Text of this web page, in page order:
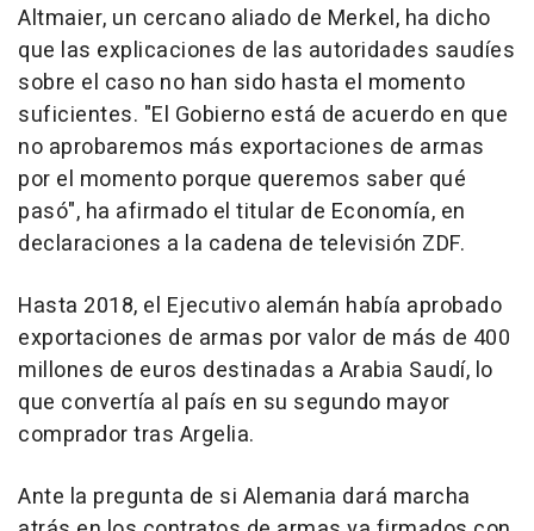
Altmaier, un cercano aliado de Merkel, ha dicho
que las explicaciones de las autoridades saudíes
sobre el caso no han sido hasta el momento
suficientes. "El Gobierno está de acuerdo en que
no aprobaremos más exportaciones de armas
por el momento porque queremos saber qué
pasó", ha afirmado el titular de Economía, en
declaraciones a la cadena de televisión ZDF.
Hasta 2018, el Ejecutivo alemán había aprobado
exportaciones de armas por valor de más de 400
millones de euros destinadas a Arabia Saudí, lo
que convertía al país en su segundo mayor
comprador tras Argelia.
Ante la pregunta de si Alemania dará marcha